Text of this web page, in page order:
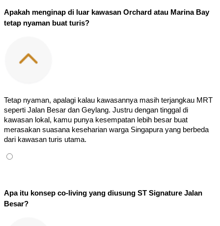
Apakah menginap di luar kawasan Orchard atau Marina Bay
tetap nyaman buat turis?
Tetap nyaman, apalagi kalau kawasannya masih terjangkau MRT
seperti Jalan Besar dan Geylang. Justru dengan tinggal di
kawasan lokal, kamu punya kesempatan lebih besar buat
merasakan suasana keseharian warga Singapura yang berbeda
dari kawasan turis utama.
Apa itu konsep co-living yang diusung ST Signature Jalan
Besar?